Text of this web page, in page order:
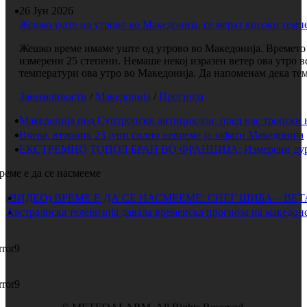
26 Јун 2026
Жешко уште од утрово во Македонија, се мерат високи
Жешко време имаме уште од утрово во Македонија. Времето
измерени 25 степени. Немаше некој изразен ветер ова
температури ова утро во Македонија. Да напоменам дека
Занимливости / Македонија / Прогноза
Македонија под Суптропски антициклон, пред нас тропски
Вчера, вторник 23 јуни силно невреме ја зафати Македонија
ЕКСТРЕМНО ТОПОЛ БРАН ВО ФРАНЦИЈА: Измерени дури
е да се насмееме
(ВИДЕО) ВРЕМЕ Е ДА СЕ НАСМЕЕМЕ: СНЕГ ШИБА –
Австралиска телевизија давала временска прогноза на